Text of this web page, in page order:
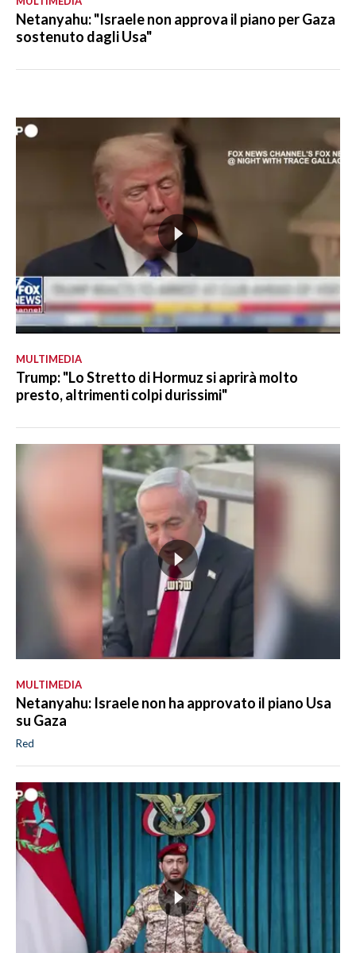
Netanyahu: "Israele non approva il piano per Gaza
sostenuto dagli Usa"
MULTIMEDIA
Trump: "Lo Stretto di Hormuz si aprirà molto
presto, altrimenti colpi durissimi"
MULTIMEDIA
Netanyahu: Israele non ha approvato il piano Usa
su Gaza
Red